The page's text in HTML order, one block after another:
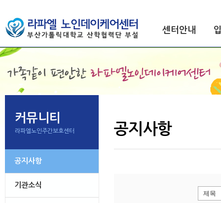
센터안내
커뮤니티
라파엘노인주간보호센터
공지사항
기관소식
공지사항